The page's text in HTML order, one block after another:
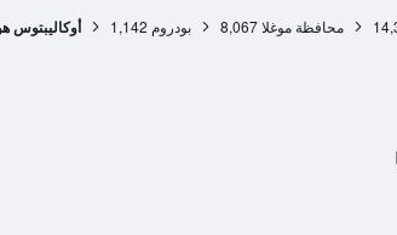
محافظة موغلا 8,067 بودروم 1,142 أوكاليبتوس